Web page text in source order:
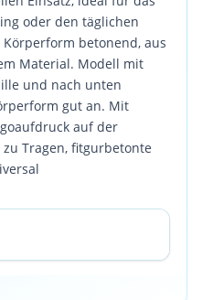
oder den täglichen
betonend, aus
Material. Modell mit
und nach unten
gut an. Mit
auf der
Tragen, fitgurbetonte